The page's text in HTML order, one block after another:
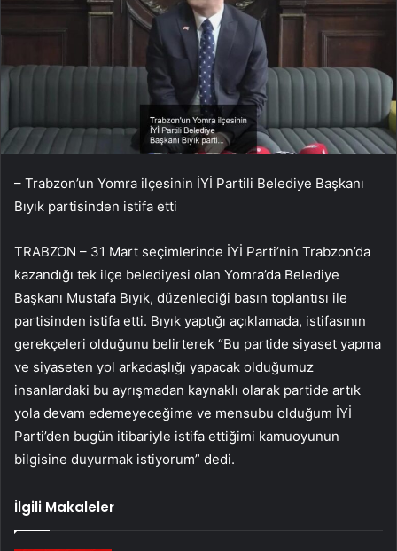
– Trabzon’un Yomra ilçesinin İYİ Partili Belediye Başkanı
Bıyık partisinden istifa etti
TRABZON – 31 Mart seçimlerinde İYİ Parti’nin Trabzon’da
kazandığı tek ilçe belediyesi olan Yomra’da Belediye
Başkanı Mustafa Bıyık, düzenlediği basın toplantısı ile
partisinden istifa etti. Bıyık yaptığı açıklamada, istifasının
gerekçeleri olduğunu belirterek “Bu partide siyaset yapma
ve siyaseten yol arkadaşlığı yapacak olduğumuz
insanlardaki bu ayrışmadan kaynaklı olarak partide artık
yola devam edemeyeceğime ve mensubu olduğum İYİ
Parti’den bugün itibariyle istifa ettiğimi kamuoyunun
bilgisine duyurmak istiyorum” dedi.
İlgili Makaleler